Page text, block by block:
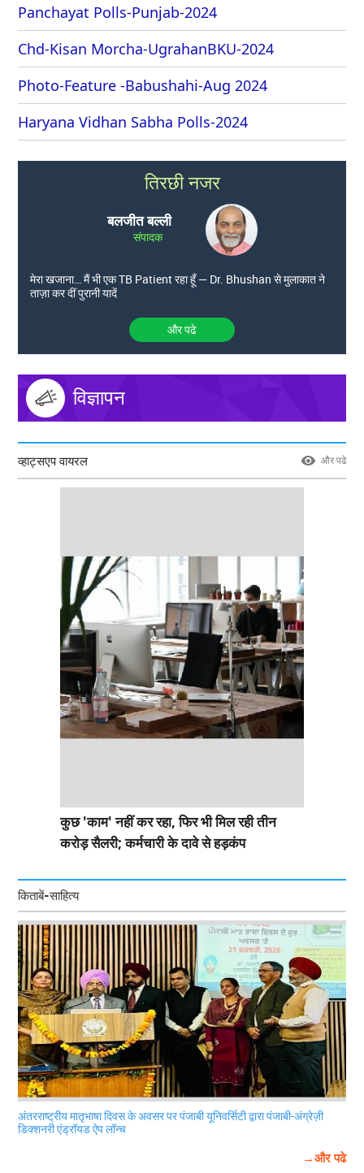
Panchayat Polls-Punjab-2024
Chd-Kisan Morcha-UgrahanBKU-2024
Photo-Feature -Babushahi-Aug 2024
Haryana Vidhan Sabha Polls-2024
तिरछी नजर
बलजीत बल्ली
संपादक
मेरा खजाना… मैं भी एक TB Patient रहा हूँ — Dr. Bhushan से मुलाकात ने
ताज़ा कर दीं पुरानी यादें
और पढे
विज्ञापन
व्हाट्सएप वायरल और पढे
कुछ 'काम' नहीं कर रहा, फिर भी मिल रही तीन
करोड़ सैलरी; कर्मचारी के दावे से हड़कंप
किताबें-साहित्य
अंतरराष्ट्रीय मातृभाषा दिवस के अवसर पर पंजाबी यूनिवर्सिटी द्वारा पंजाबी-अंग्रेज़ी
डिक्शनरी एंड्रॉयड ऐप लॉन्च
→और पढे